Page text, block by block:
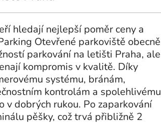
hledají nejlepší poměr ceny a
Otevřené parkoviště obecně
parkování na letišti Praha, ale
kompromis v kvalitě. Díky
systému, bránám,
kontrolám a spolehlivému
v dobrých rukou. Po zaparkování
pěšky, což trvá přibližně 2